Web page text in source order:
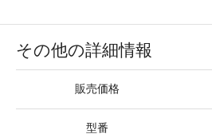
その他の詳細情報
販売価格
型番